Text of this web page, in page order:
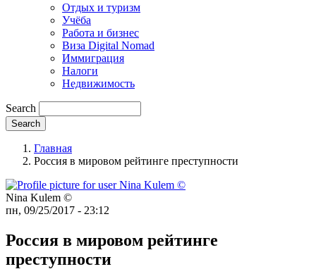
Отдых и туризм
Учёба
Работа и бизнес
Виза Digital Nomad
Иммиграция
Налоги
Недвижимость
Search
Главная
Россия в мировом рейтинге преступности
Nina Kulem ©️
пн, 09/25/2017 - 23:12
Россия в мировом рейтинге
преступности